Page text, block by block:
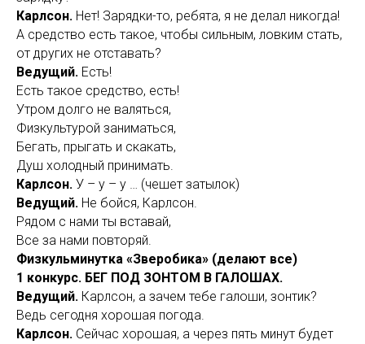
Карлсон. Нет! Зарядки-то, ребята, я не делал никогда!
А средство есть такое, чтобы сильным, ловким стать,
от других не отставать?
Ведущий. Есть!
Есть такое средство, есть!
Утром долго не валяться,
Физкультурой заниматься,
Бегать, прыгать и скакать,
Душ холодный принимать.
Карлсон. У – у – у … (чешет затылок)
Ведущий. Не бойся, Карлсон.
Рядом с нами ты вставай,
Все за нами повторяй.
Физкульминутка «Зверобика» (делают все)
1 конкурс. БЕГ ПОД ЗОНТОМ В ГАЛОШАХ.
Ведущий. Карлсон, а зачем тебе галоши, зонтик?
Ведь сегодня хорошая погода.
Карлсон. Сейчас хорошая, а через пять минут будет